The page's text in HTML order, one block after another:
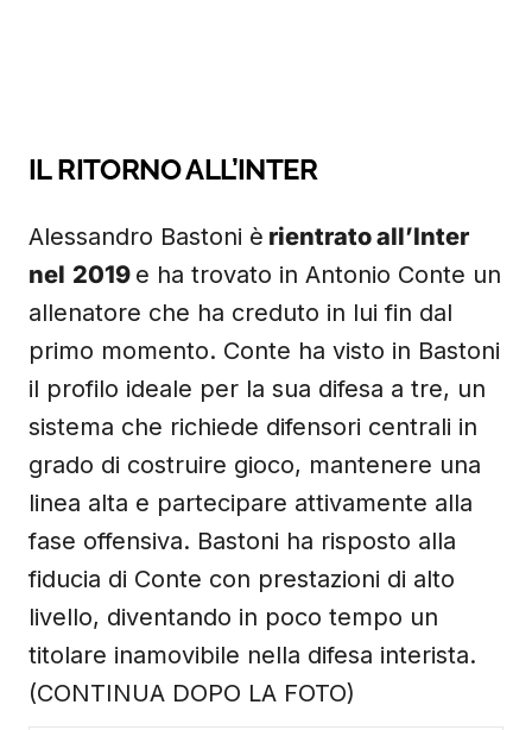
IL RITORNO ALL’INTER
Alessandro Bastoni è rientrato all’Inter
nel 2019 e ha trovato in Antonio Conte un
allenatore che ha creduto in lui fin dal
primo momento. Conte ha visto in Bastoni
il profilo ideale per la sua difesa a tre, un
sistema che richiede difensori centrali in
grado di costruire gioco, mantenere una
linea alta e partecipare attivamente alla
fase offensiva. Bastoni ha risposto alla
fiducia di Conte con prestazioni di alto
livello, diventando in poco tempo un
titolare inamovibile nella difesa interista.
(CONTINUA DOPO LA FOTO)